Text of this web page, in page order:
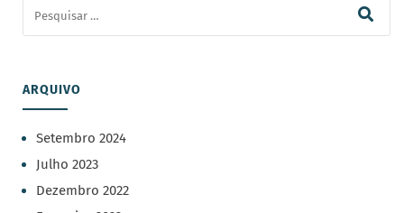
ARQUIVO
Setembro 2024
Julho 2023
Dezembro 2022